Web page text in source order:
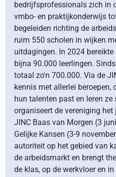
bedrijfsprofessionals zich in
vmbo- en praktijkonderwijs
begeleiden richting de
ruim 550 scholen in wijken
uitdagingen. In 2024
bijna 90.000 leerlingen.
totaal zo'n 700.000. Via de
kennis met allerlei beroepen,
hun talenten past en leren
organiseert de vereniging
JINC Baas van Morgen (3
Gelijke Kansen (3-9
autoriteit op het gebied van
de arbeidsmarkt en brengt
de klas, op de werkvloer en